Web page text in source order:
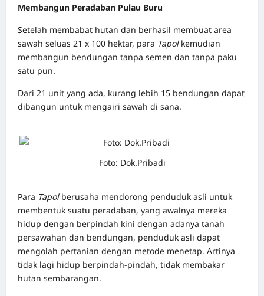
Membangun Peradaban Pulau Buru
Setelah membabat hutan dan berhasil membuat area
sawah seluas 21 x 100 hektar, para Tapolkemudian
membangun bendungan tanpa semen dan tanpa paku
satu pun.
Dari 21 unit yang ada, kurang lebih 15 bendungan dapat
dibangun untuk mengairi sawah di sana.
Foto: Dok.Pribadi
Para Tapolberusaha mendorong penduduk asli untuk
membentuk suatu peradaban, yang awalnya mereka
hidup dengan berpindah kini dengan adanya tanah
persawahan dan bendungan, penduduk asli dapat
mengolah pertanian dengan metode menetap. Artinya
tidak lagi hidup berpindah-pindah, tidak membakar
hutan sembarangan.